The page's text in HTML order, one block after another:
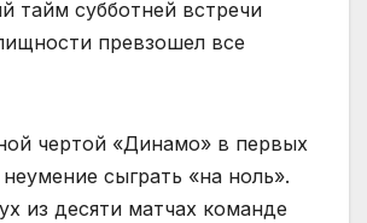
тайм субботней встречи
превзошел все
чертой «Динамо» в первых
сыграть «на ноль».
из десяти матчах команде